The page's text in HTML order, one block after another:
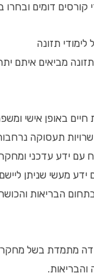
קורסים דומים
תזונה
מביאים איתם
באופן אישי
תעסוקה
עם ידע עדכני
ידע מעשי שניתן
הבריאות
מתמדת בשל